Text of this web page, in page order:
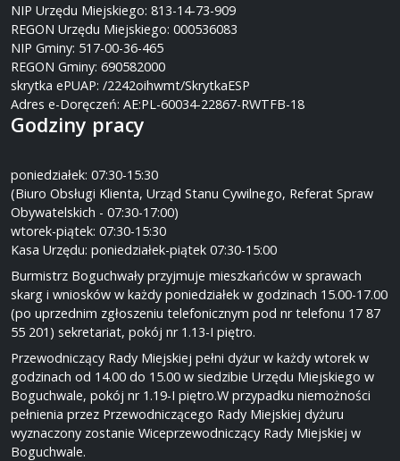
NIP Urzędu Miejskiego: 813-14-73-909
REGON Urzędu Miejskiego: 000536083
NIP Gminy: 517-00-36-465
REGON Gminy: 690582000
skrytka ePUAP: /2242oihwmt/SkrytkaESP
Adres e-Doręczeń: AE:PL-60034-22867-RWTFB-18
Godziny pracy
poniedziałek: 07:30-15:30
(Biuro Obsługi Klienta, Urząd Stanu Cywilnego, Referat Spraw
Obywatelskich - 07:30-17:00)
wtorek-piątek: 07:30-15:30
Kasa Urzędu: poniedziałek-piątek 07:30-15:00
Burmistrz Boguchwały przyjmuje mieszkańców w sprawach
skarg i wniosków w każdy poniedziałek w godzinach 15.00-17.00
(po uprzednim zgłoszeniu telefonicznym pod nr telefonu 17 87
55 201) sekretariat, pokój nr 1.13-I piętro.
Przewodniczący Rady Miejskiej pełni dyżur w każdy wtorek w
godzinach od 14.00 do 15.00 w siedzibie Urzędu Miejskiego w
Boguchwale, pokój nr 1.19-I piętro.W przypadku niemożności
pełnienia przez Przewodniczącego Rady Miejskiej dyżuru
wyznaczony zostanie Wiceprzewodniczący Rady Miejskiej w
Boguchwale.